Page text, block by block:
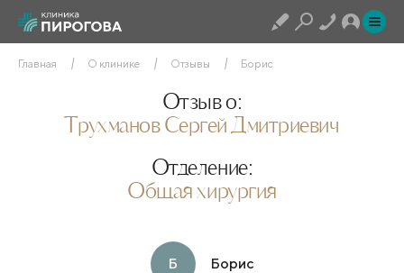
Главная О клинике Отзывы Борис
Отзыв о:
Трухманов Сергей Дмитриевич
Отделение:
Общая хирургия
Б Борис